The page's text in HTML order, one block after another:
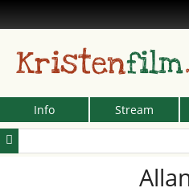
Kristenfilm
Info Stream